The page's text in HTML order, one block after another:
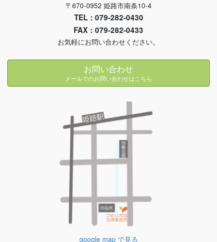
〒670-0952 姫路市南条10-4
TEL：079-282-0430
FAX：079-282-0433
お気軽にお問い合わせください。
お問い合わせ
メールでのお問い合わせはこちら
google map で見る